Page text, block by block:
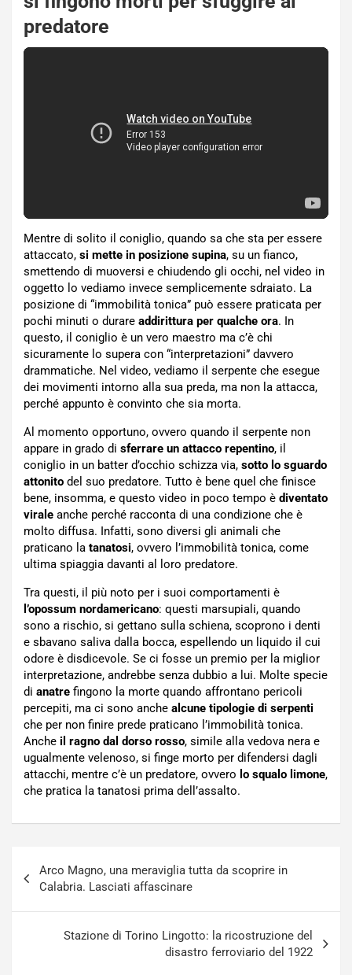
predatore
Mentre di solito il coniglio, quando sa che sta per essere
attaccato, si mette in posizione supina, su un fianco,
smettendo di muoversi e chiudendo gli occhi, nel video in
oggetto lo vediamo invece semplicemente sdraiato. La
posizione di “immobilità tonica” può essere praticata per
pochi minuti o durare addirittura per qualche ora. In
questo, il coniglio è un vero maestro ma c’è chi
sicuramente lo supera con “interpretazioni” davvero
drammatiche. Nel video, vediamo il serpente che esegue
dei movimenti intorno alla sua preda, ma non la attacca,
perché appunto è convinto che sia morta.
Al momento opportuno, ovvero quando il serpente non
appare in grado di sferrare un attacco repentino, il
coniglio in un batter d’occhio schizza via, sotto lo sguardo
attonito del suo predatore. Tutto è bene quel che finisce
bene, insomma, e questo video in poco tempo è diventato
virale anche perché racconta di una condizione che è
molto diffusa. Infatti, sono diversi gli animali che
praticano la tanatosi, ovvero l’immobilità tonica, come
ultima spiaggia davanti al loro predatore.
Tra questi, il più noto per i suoi comportamenti è
l’opossum nordamericano: questi marsupiali, quando
sono a rischio, si gettano sulla schiena, scoprono i denti
e sbavano saliva dalla bocca, espellendo un liquido il cui
odore è disdicevole. Se ci fosse un premio per la miglior
interpretazione, andrebbe senza dubbio a lui. Molte specie
di anatre fingono la morte quando affrontano pericoli
percepiti, ma ci sono anche alcune tipologie di serpenti
che per non finire prede praticano l’immobilità tonica.
Anche il ragno dal dorso rosso, simile alla vedova nera e
ugualmente velenoso, si finge morto per difendersi dagli
attacchi, mentre c’è un predatore, ovvero lo squalo limone,
che pratica la tanatosi prima dell’assalto.
articoli
Arco Magno, una meraviglia tutta da scoprire in
Calabria. Lasciati affascinare
Stazione di Torino Lingotto: la ricostruzione del
disastro ferroviario del 1922